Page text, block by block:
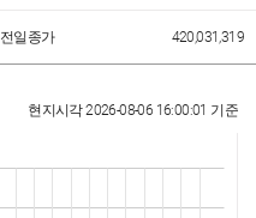
전일종가 420,031,319
현지시각2026-08-06 16:00:01 기준